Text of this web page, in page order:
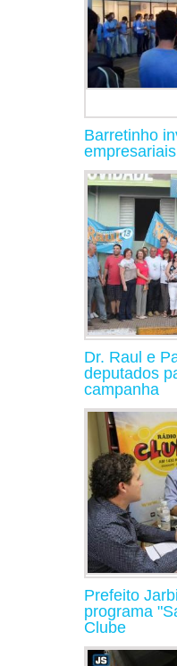
Barretinho
empresariais
Dr. Raul e
deputados
campanha
Prefeito
programa
Clube